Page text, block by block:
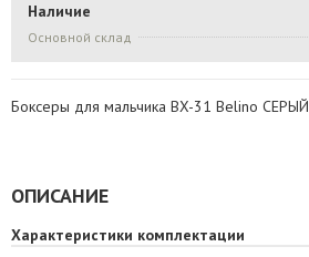
Наличие
Основной склад
Боксеры для мальчика BX-31 Belino СЕРЫЙ
ОПИСАНИЕ
Характеристики комплектации